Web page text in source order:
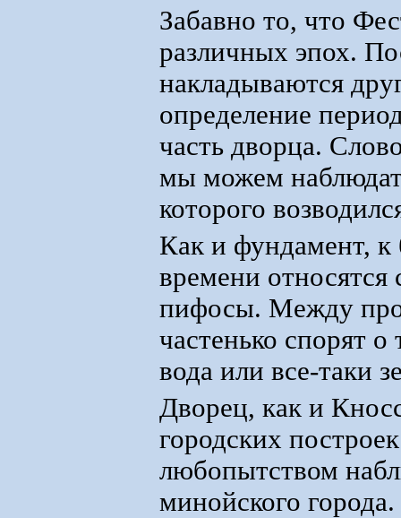
Забавно то, что
различных эпох.
накладываются
определение
часть дворца.
мы можем
которого
Как и фундамент, к
времени
пифосы. Между
частенько спорят
вода или все-таки
Дворец, как и
городских
любопытством
минойского города.